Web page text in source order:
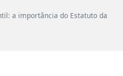
a importância do Estatuto da